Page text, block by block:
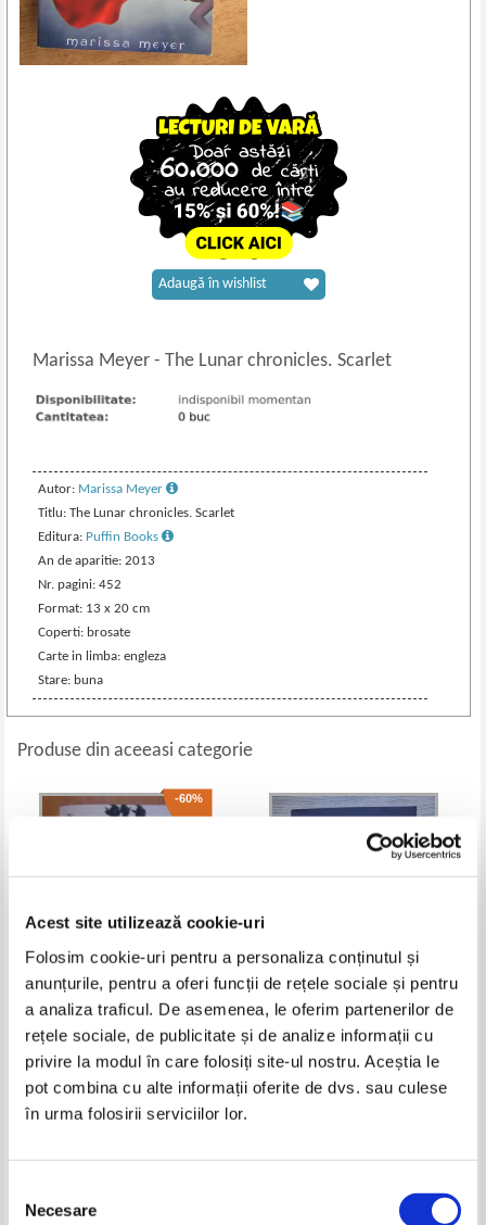
Acest site utilizează cookie-uri
Folosim cookie-uri pentru a personaliza conținutul și
anunțurile, pentru a oferi funcții de rețele sociale și pentru
a analiza traficul. De asemenea, le oferim partenerilor de
rețele sociale, de publicitate și de analize informații cu
privire la modul în care folosiți site-ul nostru. Aceștia le
pot combina cu alte informații oferite de dvs. sau culese
în urma folosirii serviciilor lor.
consimțământului
Necesare
Marissa Meyer- The Lunar chronicles. Scarlet
Autor: Marissa Meyer
Titlu: The Lunar chronicles. Scarlet
Editura: Puffin Books
An de aparitie: 2013
Nr. pagini: 452
Format: 13 x 20 cm
Coperti: brosate
Carte in limba: engleza
Stare: buna
Adaugă în wishlist
Produse din aceeasi categorie
-60%
Karen M. Mcmanus - One of Us
is Next
Pret:61,00Lei 24,40 Lei
Adaugă în coș
Lee Child - Past tense
Pret: 35,00 Lei
Adaugă în coș
-20% -40%